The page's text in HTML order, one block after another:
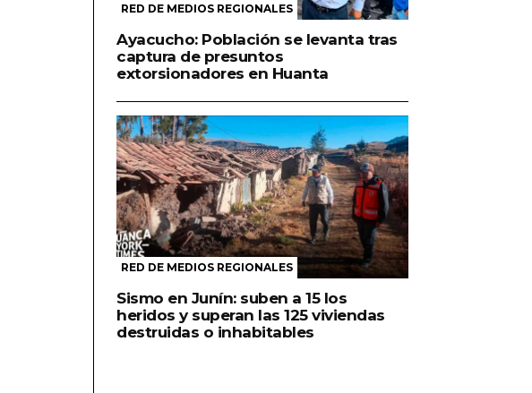
RED DE MEDIOS REGIONALES
Ayacucho: Población se levanta tras
captura de presuntos
extorsionadores en Huanta
RED DE MEDIOS REGIONALES
Sismo en Junín: suben a 15 los
heridos y superan las 125 viviendas
destruidas o inhabitables